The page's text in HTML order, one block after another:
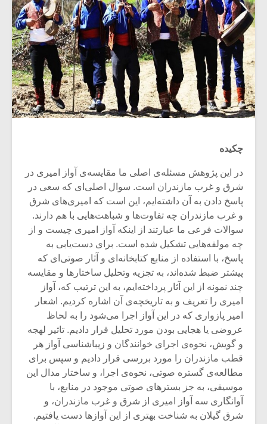
چکیده
در این پژوهش مسئله‌ی اصلی ما مقایسه‌ی آواز امیری در
شرق و غرب مازندران است. سوال اصلی‌ای که سعی در
پاسخ دادن به آن داشته‌ایم، این است که امیری‌های شرق
و غرب مازندران چه تفاوت‌ها و شباهت‌هایی با هم دارند.
سوالات فرعی ما عبارتند از اینکه آواز امیری چیست و از
چه مولفه‌هایی تشکیل شده است. برای دست‌یابی به
پاسخ، با استفاده از منابع کتابخانه‌ای و آثار صوتی‌ای که
پیشتر ضبط شده‌اند، به تجزیه وتحلیل ساختارها و مقایسه
چند نمونه از این آثار پرداخته‌ایم، به این ترتیب که، آواز
امیری را تعریف و به تاریخچه‌ی آن اشاره کردیم. اشعار
امیر پازواری که در این آواز اجرا می‌شود را به لحاظ
عروضی یا هجایی بودن مورد تحلیل قرار دادیم. تاثیر لهجه
و گویش، نحوه‌ی اجرای خوانندگان و زیباشناسی آواز هر
قطب مازندران را مورد بررسی قرار دادیم و سپس برای
مطالعه‌ی گستره صوتی، نحوه‌ی اجرا، و ساختار مدال این
موسیقی، به جز بسترهای صوتی موجود در منابع، با
آوانگاری سه آواز امیری از شرق و غرب مازندران، و
شرق گیلان به شناخت بهتری از این آوازها دست یافتیم.